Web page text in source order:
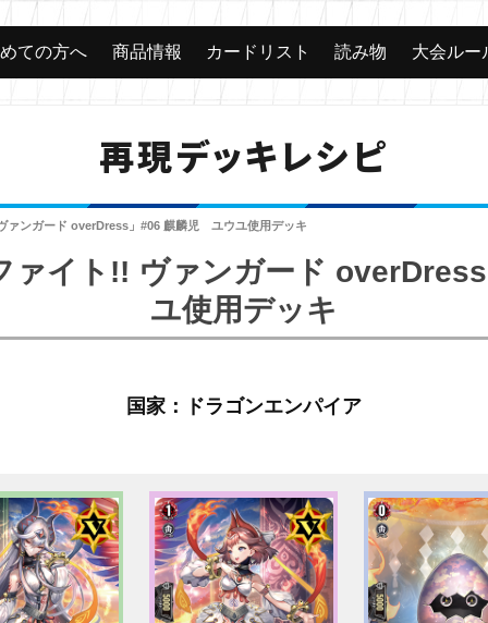
ての方へ 商品情報 カードリスト 読み物 大会ルー
再現デッキレシピ
ァンガード overDress」#06 麒麟児 ユウユ使用デッキ
ァイト!! ヴァンガード
ユ使用デッキ
国家：ドラゴンエンパイア